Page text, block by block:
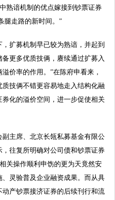
熟谙机制的优点嫁接到钞票证券
腿走路的新时间。”
扩募机制早已较为熟谙，并起到
更多优质技俩，赓续通过扩募入
价率的作用。”在陈府申看来，
技俩不错更容易地走入结构化融
化的溢价空间，进一步促使相关
主席、北京长瓴私募基金有限公
往复所明确对公司债和钞票证券
关操作顺利申饬的更为天竟然安
灵验普及企业融资成果。而从具
产钞票接济证券的后续刊行和流